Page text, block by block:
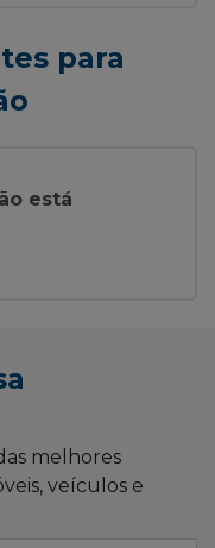
para
está
melhores
veículos e